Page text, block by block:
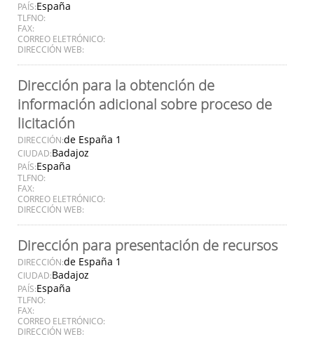
PAÍS:España
TLFNO:
FAX:
CORREO ELETRÓNICO:
DIRECCIÓN WEB:
Dirección para la obtención de
información adicional sobre proceso de
licitación
DIRECCIÓN:de España 1
CIUDAD:Badajoz
PAÍS:España
TLFNO:
FAX:
CORREO ELETRÓNICO:
DIRECCIÓN WEB:
Dirección para presentación de recursos
DIRECCIÓN:de España 1
CIUDAD:Badajoz
PAÍS:España
TLFNO:
FAX:
CORREO ELETRÓNICO:
DIRECCIÓN WEB: